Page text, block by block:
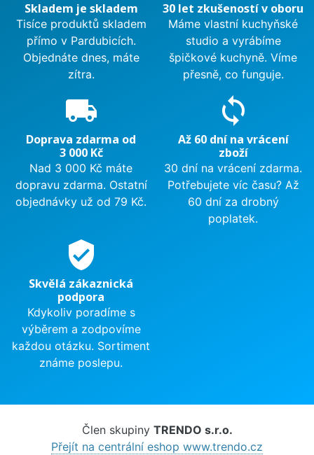
Skladem je skladem
Tisíce produktů skladem
přímo v Pardubicích.
Objednáte dnes, máte
zítra.
30 let zkušeností v oboru
Máme vlastní kuchyňské
studio a vyrábíme
špičkové kuchyně. Víme
přesně, co funguje.
local_shipping
Doprava zdarma od
3 000 Kč
Nad 3 000 Kč máte
dopravu zdarma. Ostatní
objednávky už od 79 Kč.
sync
Až 60 dní na vrácení
zboží
30 dní na vrácení zdarma.
Potřebujete víc času? Až
60 dní za drobný
poplatek.
verified_user
Skvělá zákaznická
podpora
Kdykoliv poradíme s
výběrem a zodpovíme
každou otázku. Sortiment
známe poslepu.
Člen skupiny TRENDO s.r.o.
Přejít na centrální eshop www.trendo.cz